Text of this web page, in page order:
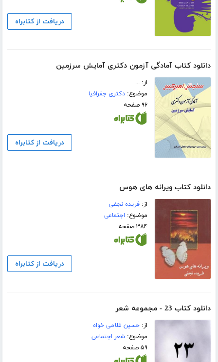
دریافت از کتابراه
دانلود کتاب آمادگی آزمون دکتری آمایش سرزمین
از: ...
موضوع:دکتری جغرافیا
۹۶ صفحه
دریافت از کتابراه
دانلود کتاب ویرانه های هوس
از:فریده نجفی
موضوع: اجتماعی
۳۸۴ صفحه
دریافت از کتابراه
دانلود کتاب 23 - مجموعه شعر
از:حسین غلامی خواه
موضوع:شعر اجتماعی
۵۹ صفحه